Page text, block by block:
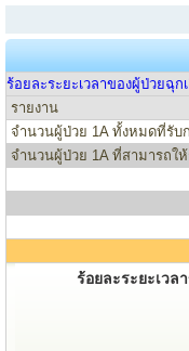
ร้อยละระยะเวลาของผู้ป่วยฉุ
รายงาน
จำนวนผู้ป่วย 1A ทั้งหมดที่รับ
จำนวนผู้ป่วย 1A ที่สามารถใ
ร้อยละระยะเว